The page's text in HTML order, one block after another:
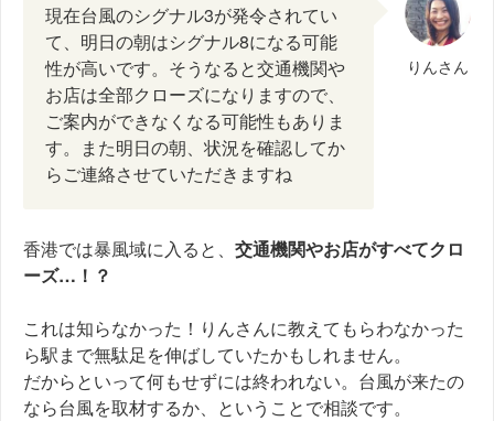
りんさん
現在台風のシグナル3が発令されてい
て、明日の朝はシグナル8になる可能
性が高いです。そうなると交通機関や
お店は全部クローズになりますので、
ご案内ができなくなる可能性もありま
す。また明日の朝、状況を確認してか
らご連絡させていただきますね
香港では暴風域に入ると、 交通機関やお店がすべてクロ
ーズ…！？
これは知らなかった！りんさんに教えてもらわなかった
ら駅まで無駄足を伸ばしていたかもしれません。
だからといって何もせずには終われない。台風が来たの
なら台風を取材するか、ということで相談です。